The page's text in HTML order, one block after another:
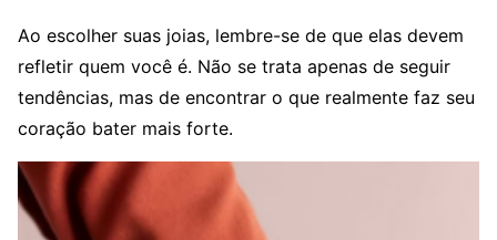
Ao escolher suas joias, lembre-se de que elas devem
refletir quem você é. Não se trata apenas de seguir
tendências, mas de encontrar o que realmente faz seu
coração bater mais forte.